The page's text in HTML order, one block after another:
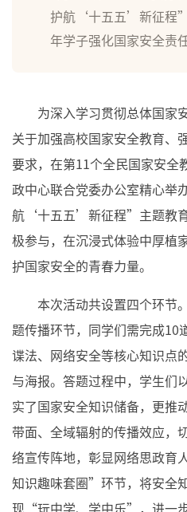
护航‘十五五’新征程”
年学子强化国家安全责
为深入学习贯彻总体国家
关于加强高校国家安全教育、
要求，在第11个全民国家安全
政中心联合党委办公室精心举
航‘十五五’新征程”主题教
极参与，在沉浸式体验中厚植
护国家安全的青春力量。
本次活动共设置四个环节
题传播环节，同学们需完成10
谍法、网络安全等核心知识点
与海报。答题过程中，学生们
实了国家安全知识储备，更推
带面、全域辐射的传播效应，
络宣传阵地，彰显网络思政育
知识趣味套圈”环节，将安全
现“玩中学、学中乐”，进一